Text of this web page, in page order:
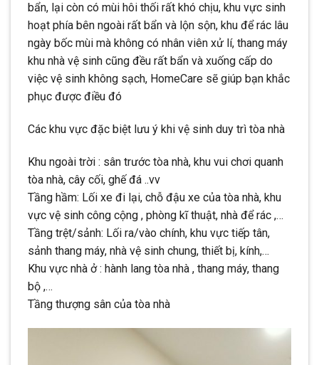
bẩn, lại còn có mùi hôi thối rất khó chịu, khu vực sinh
hoạt phía bên ngoài rất bẩn và lộn sộn, khu để rác lâu
ngày bốc mùi mà không có nhân viên xử lí, thang máy
khu nhà vệ sinh cũng đều rất bẩn và xuống cấp do
việc vệ sinh không sạch, HomeCare sẽ giúp bạn khắc
phục được điều đó
Các khu vực đặc biệt lưu ý khi vệ sinh duy trì tòa nhà
Khu ngoài trời : sân trước tòa nhà, khu vui chơi quanh
tòa nhà, cây cối, ghế đá ..vv
Tầng hầm: Lối xe đi lại, chỗ đậu xe của tòa nhà, khu
vực vệ sinh công cộng , phòng kĩ thuật, nhà để rác ,…
Tầng trệt/sảnh: Lối ra/vào chính, khu vực tiếp tân,
sảnh thang máy, nhà vệ sinh chung, thiết bị, kính,…
Khu vực nhà ở : hành lang tòa nhà , thang máy, thang
bộ ,…
Tầng thượng sân của tòa nhà